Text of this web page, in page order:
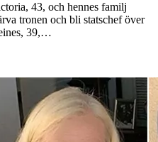
43, och hennes familj
tronen och bli statschef över
39,…